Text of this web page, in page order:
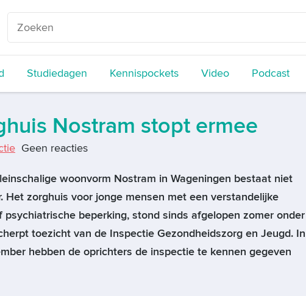
Studiedagen Kennispockets Video Podcast
Nostram stopt ermee
Geen reacties
woonvorm Nostram in Wageningen bestaat niet
Het zorghuis voor jonge mensen met een verstandelijke
psychiatrische beperking, stond sinds afgelopen zomer onder
toezicht van de Inspectie Gezondheidszorg en Jeugd. In
hebben de oprichters de inspectie te kennen gegeven